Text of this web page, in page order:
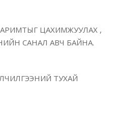
ЦАХИМЖУУЛАХ ,
САНАЛ АВЧ БАЙНА.
ТУХАЙ